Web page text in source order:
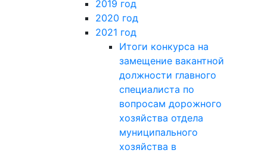
2019 год
2020 год
2021 год
Итоги конкурса на
замещение вакантной
должности главного
специалиста по
вопросам дорожного
хозяйства отдела
муниципального
хозяйства в